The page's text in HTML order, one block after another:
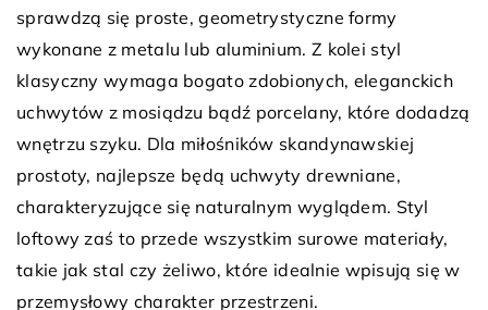
sprawdzą się proste, geometrystyczne formy
wykonane z metalu lub aluminium. Z kolei styl
klasyczny wymaga bogato zdobionych, eleganckich
uchwytów z mosiądzu bądź porcelany, które dodadzą
wnętrzu szyku. Dla miłośników skandynawskiej
prostoty, najlepsze będą uchwyty drewniane,
charakteryzujące się naturalnym wyglądem. Styl
loftowy zaś to przede wszystkim surowe materiały,
takie jak stal czy żeliwo, które idealnie wpisują się w
przemysłowy charakter przestrzeni.